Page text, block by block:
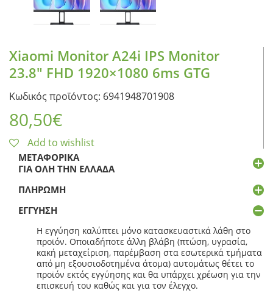
Xiaomi Monitor A24i IPS Monitor
23.8″ FHD 1920×1080 6ms GTG
Κωδικός προϊόντος: 6941948701908
80,50€
Add to wishlist
ΜΕΤΑΦΟΡΙΚΆ
ΓΙΑ ΌΛΗ ΤΗΝ ΕΛΛΆΔΑ
ΠΛΗΡΩΜΉ
ΕΓΓΎΗΣΗ
Η εγγύηση καλύπτει μόνο κατασκευαστικά λάθη στο
προϊόν. Οποιαδήποτε άλλη βλάβη (πτώση, υγρασία,
κακή μεταχείριση, παρέμβαση στα εσωτερικά τμήματα
από μη εξουσιοδοτημένα άτομα) αυτομάτως θέτει το
προϊόν εκτός εγγύησης και θα υπάρχει χρέωση για την
επισκευή του καθώς και για τον έλεγχο.